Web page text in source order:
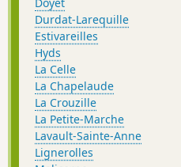
Durdat-Larequille
Estivareilles
Hyds
La Celle
La Chapelaude
La Crouzille
La Petite-Marche
Lavault-Sainte-Anne
Lignerolles